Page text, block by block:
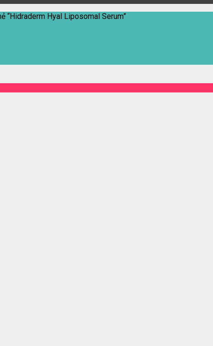
“Hidraderm Hyal Liposomal Serum”